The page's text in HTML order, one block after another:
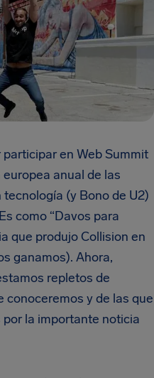
en Web Summit
anual de las
(y Bono de U2)
como “Davos para
que produjo Collision en
ganamos). Ahora,
repletos de
conoceremos y de las que
la importante noticia